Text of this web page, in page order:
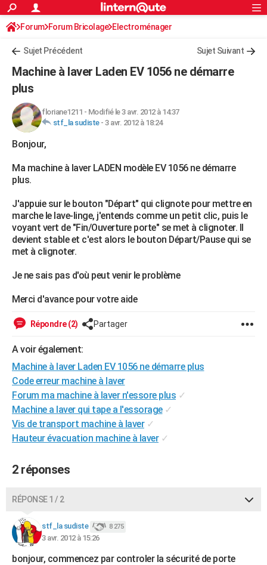
ACTUALITÉS
Politique
Société
Faits Divers
Education
Monde
Villes
+
Programme TV
Streaming
Cinéma
Sorties cinéma
Musique
FINANCE
Retraite
Impôts
Epargne
Immobilier
Risques naturels par ville
Banque
Assurance
Crédit
AUTO
Essais
Réserver un essai
Citadines
Berlines
SUV
Forum auto
HIGH-TECH
Forum
Aménagement intérieur
Extérieur
Cuisine
Salle de bains
Jardinage
Rangement
WEEK-END
Guides de France
Escapades
Patrimoine
Expositions
Musées
Week-end nature
+LIFESTYLE
Art de vivre
Bien-être
Loisirs
Mode
Modes de vie
SANTE
Alimentation
Guide de la santé
Maladies
Médicaments
Sommeil
VOYAGE
Destinations
City break
Voyage nature
Voyage de noces
Forum
Climat
+
BONS PLANS
CARTE DE VOEUX
Carte de Noël
Carte Bonne année
Carte Saint-Valentin
Carte Pâques
Carte d'anniversaire
DICTIONNAIRE
Dictionnaire
Biographies
Citations
Expressions
Proverbes
PROGRAMME TV
COPAINS D'AVANT
FORUM
Bricolage
Lifestyle
Culture
Sport
Auto
Television
Voyage
Cinema
S'inscrire
Connexion
Forum Forum Bricolage Electroménager
Sujet Précédent Sujet Suivant
Machine à laver Laden EV 1056 ne démarre
plus
floriane1211 - Modifié le 3 avr. 2012 à 14:37
stf_la sudiste- 3 avr. 2012 à 18:24
Bonjour,
Ma machine à laver LADEN modèle EV 1056 ne démarre
plus.
J'appuie sur le bouton "Départ" qui clignote pour mettre en
marche le lave-linge, j'entends comme un petit clic, puis le
voyant vert de "Fin/Ouverture porte" se met à clignoter. Il
devient stable et c'est alors le bouton Départ/Pause qui se
met à clignoter.
Je ne sais pas d'où peut venir le problème
Merci d'avance pour votre aide
Répondre (2) Partager
A voir également:
Machine à laver Laden EV 1056 ne démarre plus
Code erreur machine à laver
Forum ma machine à laver n'essore plus ✓
Machine a laver qui tape a l'essorage ✓
Vis de transport machine à laver ✓
Hauteur évacuation machine à laver ✓
2 réponses
RÉPONSE 1 / 2
stf_la sudiste 8 275
3 avr. 2012 à 15:26
bonjour, commencez par controler la sécurité de porte